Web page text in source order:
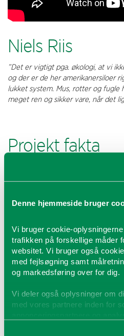
Denne hjemmeside bruger
Vi bruger cookie-
trafikken på forskellige måder
websitet. Vi bruger også
med fejlsøgning samt
og markedsføring over for dig.
Vi deler også oplysninger om
med vores partnere inden for
Niels Riis
”Det er vigtigt pga. økologi, at vi
og der er de her amerikanersiloer
lukket system. Mus, rotter og fugle
meget ren og sikker vare, når det
Projekt fakta
Hingevej 9
Hjemmeside
Anvendelse Foder
Type Siloprojekt
Transport Westfield